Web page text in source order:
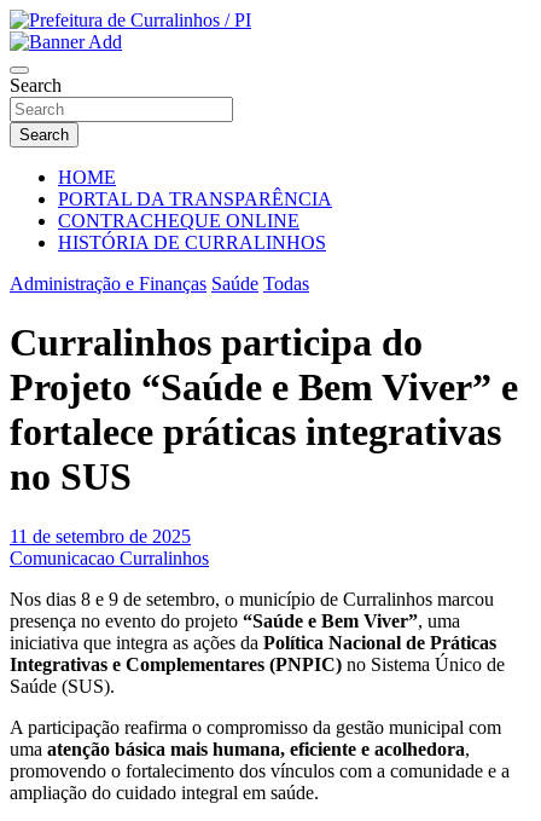
Skip
to
content
Prefeitura de Curralinhos / PI
Search
Search
HOME
PORTAL DA TRANSPARÊNCIA
CONTRACHEQUE ONLINE
HISTÓRIA DE CURRALINHOS
Administração e Finanças Saúde Todas
Curralinhos participa do
Projeto “Saúde e Bem Viver” e
fortalece práticas integrativas
no SUS
11 de setembro de 2025
Comunicacao Curralinhos
Nos dias 8 e 9 de setembro, o município de Curralinhos marcou
presença no evento do projeto “Saúde e Bem Viver”, uma
iniciativa que integra as ações da Política Nacional de Práticas
Integrativas e Complementares (PNPIC) no Sistema Único de
Saúde (SUS).
A participação reafirma o compromisso da gestão municipal com
uma atenção básica mais humana, eficiente e acolhedora,
promovendo o fortalecimento dos vínculos com a comunidade e a
ampliação do cuidado integral em saúde.